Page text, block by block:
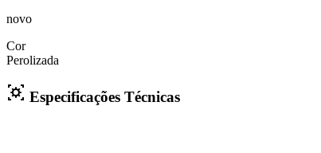
novo
Cor
Perolizada
Especificações Técnicas